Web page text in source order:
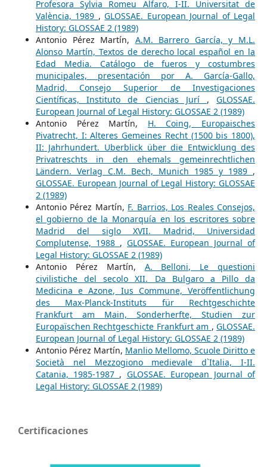
Profesora Sylvia Romeu Alfaro, I-II. Universitat de
València, 1989 ,GLOSSAE. European Journal of Legal
History: GLOSSAE 2 (1989)
Antonio Pérez Martín, A.M. Barrero García, y M.L.
Alonso Martín, Textos de derecho local español en la
Edad Media. Catálogo de fueros y costumbres
municipales, presentación por A. García-Gallo,
Madrid, Consejo Superior de Investigaciones
Científicas, Instituto de Ciencias Jurí ,GLOSSAE.
European Journal of Legal History: GLOSSAE 2 (1989)
Antonio Pérez Martín, H. Coing, Europaisches
Pivatrecht, I: Alteres Gemeines Recht (1500 bis 1800),
II: Jahrhundert. Uberblick über die Entwicklung des
Privatreschts in den ehemals gemeinrechtlichen
Ländern. Verlag C.M. Bech, Munich 1985 y 1989 ,
GLOSSAE. European Journal of Legal History: GLOSSAE
2 (1989)
Antonio Pérez Martín, F. Barrios, Los Reales Consejos,
el gobierno de la Monarquía en los escritores sobre
Madrid del siglo XVII. Madrid, Universidad
Complutense, 1988 ,GLOSSAE. European Journal of
Legal History: GLOSSAE 2 (1989)
Antonio Pérez Martín, A. Belloni, Le questioni
civilistiche del secolo XII. Da Bulgaro a Pillo da
Medicina e Azone, Ius Commune, Veröffentlichung
des Max-Planck-Instituts für Rechtgeschichte
Frankfurt am Main, Sonderherfte, Studien zur
Europaïschen Rechtgeschicte Frankfurt am ,GLOSSAE.
European Journal of Legal History: GLOSSAE 2 (1989)
Antonio Pérez Martín, Manlio Mellomo, Scuole Diritto e
Società nel Mezzogiono medievale d`Italia, I-II.
Catania, 1985-1987 , GLOSSAE. European Journal of
Legal History: GLOSSAE 2 (1989)
Certificaciones